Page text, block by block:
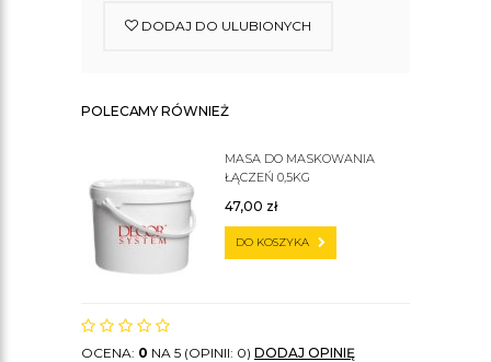
DODAJ DO ULUBIONYCH
POLECAMY RÓWNIEŻ
MASA DO MASKOWANIA
ŁĄCZEŃ 0,5KG
47,00 zł
DO KOSZYKA
OCENA: 0 NA 5 (OPINII: 0) DODAJ OPINIĘ